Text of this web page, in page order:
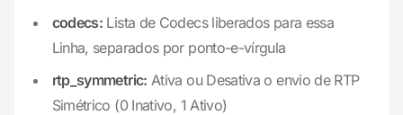
codecs: Lista de Codecs liberados para essa
Linha, separados por ponto-e-vírgula
rtp_symmetric: Ativa ou Desativa o envio de RTP
Simétrico (0 Inativo, 1 Ativo)